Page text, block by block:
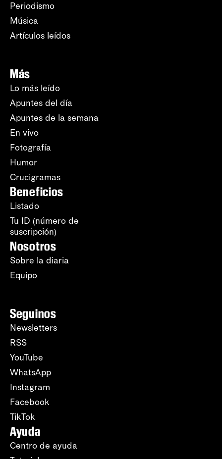
Periodismo
Música
Artículos leídos
Más
Lo más leído
Apuntes del día
Apuntes de la semana
En vivo
Fotografía
Humor
Crucigramas
Beneficios
Listado
Tu ID (número de
suscripción)
Nosotros
Sobre la diaria
Equipo
Seguinos
Newsletters
RSS
YouTube
WhatsApp
Instagram
Facebook
TikTok
Ayuda
Centro de ayuda